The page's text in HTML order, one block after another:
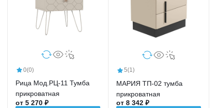
0(0)
Рица Мод.РЦ-11 Тумба
прикроватная
от 5 270 ₽
5(1)
МАРИЯ ТП-02 тумба
прикроватная
от 8 342 ₽